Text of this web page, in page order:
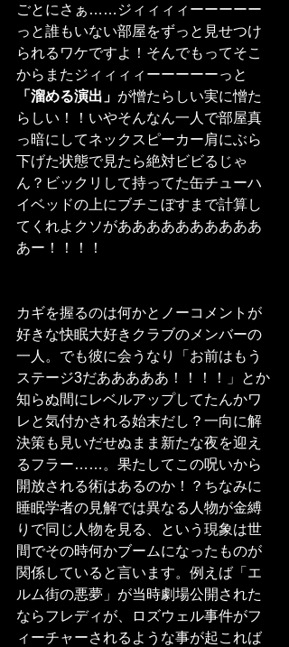
ごとにさぁ……ジィィィィーーーーー
っと誰もいない部屋をずっと見せつけ
られるワケですよ！そんでもってそこ
からまたジィィィィーーーーーっと
「溜める演出」 が憎たらしい実に憎た
らしい！！いやそんなん一人で部屋真
っ暗にしてネックスピーカー肩にぶら
下げた状態で見たら絶対ビビるじゃ
ん？ビックリして持ってた缶チューハ
イベッドの上にブチこぼすまで計算し
てくれよクソがああああああああああ
あー！！！！
カギを握るのは何かとノーコメントが
好きな快眠大好きクラブのメンバーの
一人。でも彼に会うなり「お前はもう
ステージ3だあああああ！！！！」とか
知らぬ間にレベルアップしてたんかワ
レと気付かされる始末だし？一向に解
決策も見いだせぬまま新たな夜を迎え
るフラー……。果たしてこの呪いから
開放される術はあるのか！？ちなみに
睡眠学者の見解では異なる人物が金縛
りで同じ人物を見る、という現象は世
間でその時何かブームになったものが
関係していると言います。例えば「エ
ルム街の悪夢」が当時劇場公開された
ならフレディが、ロズウェル事件がフ
ィーチャーされるような事が起これば